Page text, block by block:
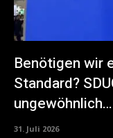
Benötigen wir
Standard?
ungewöhnlich…
31. Juli 2026